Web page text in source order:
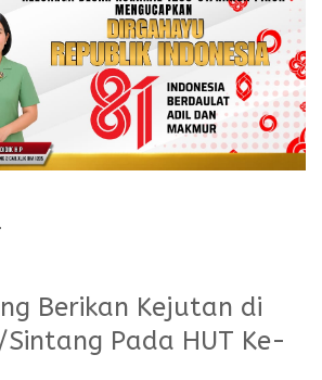
Berikan Kejutan di
Pada HUT Ke-